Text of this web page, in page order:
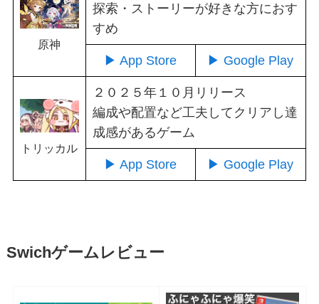
原神
探索・ストーリーが好きな方におす
すめ
▶ App Store ▶ Google Play
トリッカル
２０２５年１０月リリース
編成や配置など工夫してクリアし達
成感があるゲーム
▶ App Store ▶ Google Play
Swichゲームレビュー